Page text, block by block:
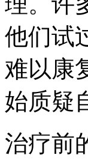
他们试
难以康
始质疑
治疗前